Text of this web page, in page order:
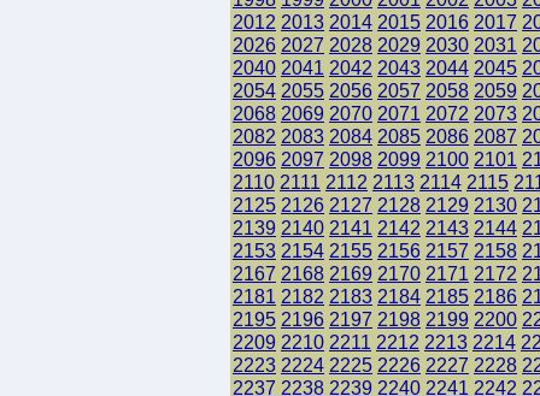
2012 2013 2014 2015 2016 2017
2026 2027 2028 2029 2030 2031
2040 2041 2042 2043 2044 2045
2054 2055 2056 2057 2058 2059
2068 2069 2070 2071 2072 2073
2082 2083 2084 2085 2086 2087
2096 2097 2098 2099 2100 2101
2110 2111 2112 2113 2114 2115
2125 2126 2127 2128 2129 2130
2139 2140 2141 2142 2143 2144
2153 2154 2155 2156 2157 2158
2167 2168 2169 2170 2171 2172
2181 2182 2183 2184 2185 2186
2195 2196 2197 2198 2199 2200
2209 2210 2211 2212 2213 2214
2223 2224 2225 2226 2227 2228
2237 2238 2239 2240 2241 2242